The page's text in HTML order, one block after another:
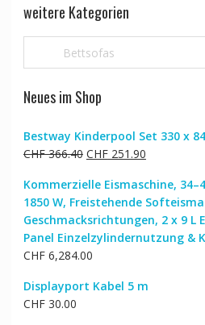
weitere Kategorien
Bettsofas
Neues im Shop
Bestway Kinderpool Set 330 x
CHF366.40 Ursprünglicher
war:
CHF 366.40
CHF251.90Aktueller
ist:
CHF
Kommerzielle Eismaschine,
1850 W, Freistehende
Geschmacksrichtungen, 2 x 9 L
Panel Einzelzylindernutzung &
CHF6,284.00
Displayport Kabel 5 m
CHF30.00